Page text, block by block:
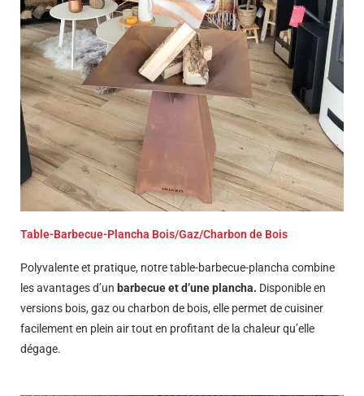
Table-Barbecue-Plancha Bois/Gaz/Charbon de Bois
Polyvalente et pratique, notre table-barbecue-plancha combine
les avantages d’un barbecue et d’une plancha. Disponible en
versions bois, gaz ou charbon de bois, elle permet de cuisiner
facilement en plein air tout en profitant de la chaleur qu’elle
dégage.